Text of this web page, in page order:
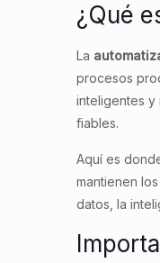
¿Qué
La
procesos
inteligentes y
fiables.
Aquí es
mantienen
datos, la